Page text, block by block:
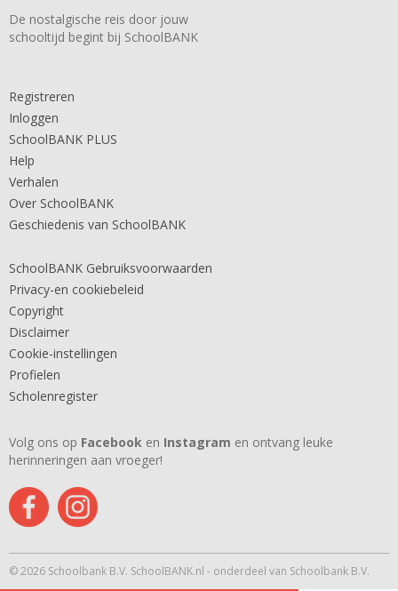
De nostalgische reis door jouw
schooltijd begint bij SchoolBANK
Registreren
Inloggen
SchoolBANK PLUS
Help
Verhalen
Over SchoolBANK
Geschiedenis van SchoolBANK
SchoolBANK Gebruiksvoorwaarden
Privacy-en cookiebeleid
Copyright
Disclaimer
Cookie-instellingen
Profielen
Scholenregister
Volg ons op Facebook en Instagram en ontvang leuke
herinneringen aan vroeger!
© 2026 Schoolbank B.V. SchoolBANK.nl - onderdeel van Schoolbank B.V.